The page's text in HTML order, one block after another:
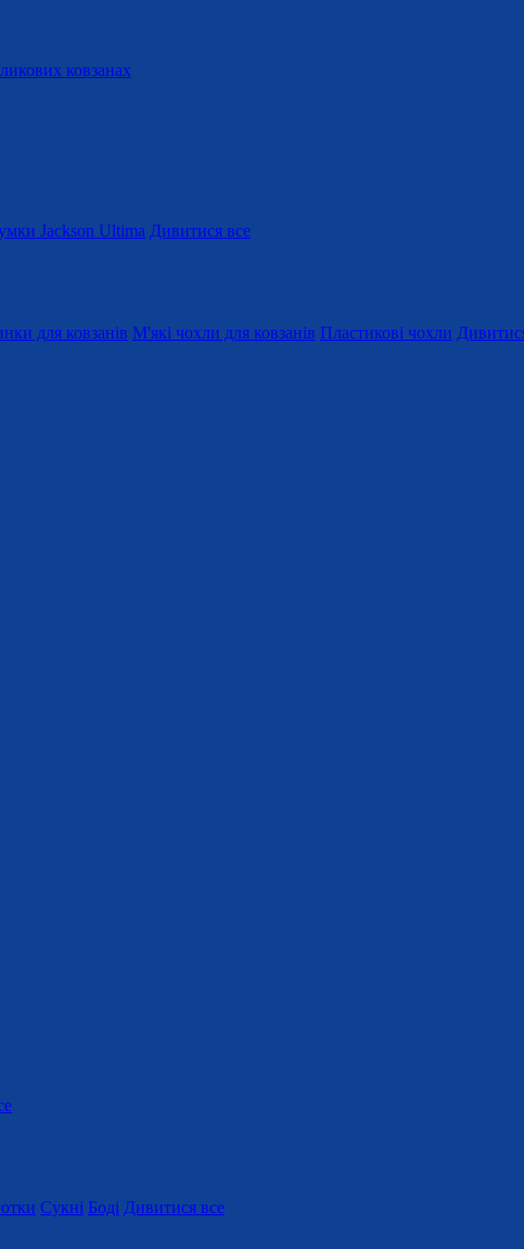
ковзанах
Jackson Ultima Дивитися все
для ковзанів М'які чохли для ковзанів Пластикові чохли
Сукні Боді Дивитися все